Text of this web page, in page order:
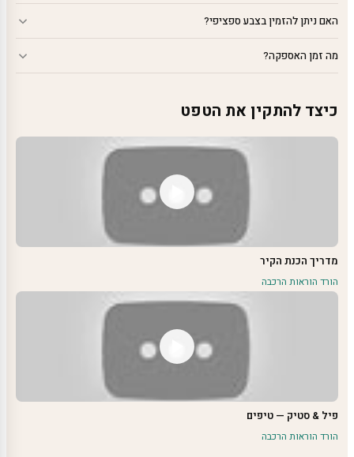
האם ניתן להזמין בצבע ספציפי?
מה זמן האספקה?
כיצד להתקין את הטפט
מדריך הכנת הקיר
הורד הוראות הרכבה
פיל & סטיק — טיפים
הורד הוראות הרכבה